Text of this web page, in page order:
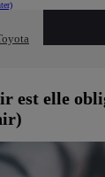
est elle